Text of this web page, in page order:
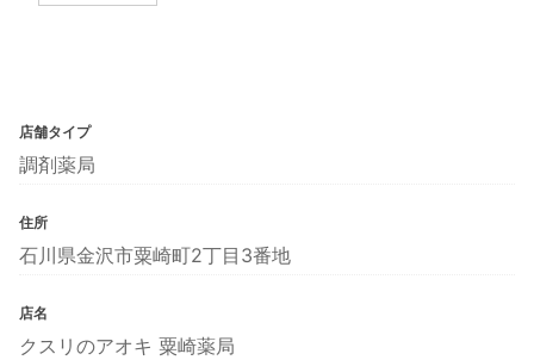
店舗タイプ
調剤薬局
住所
石川県金沢市粟崎町2丁目3番地
店名
クスリのアオキ 粟崎薬局